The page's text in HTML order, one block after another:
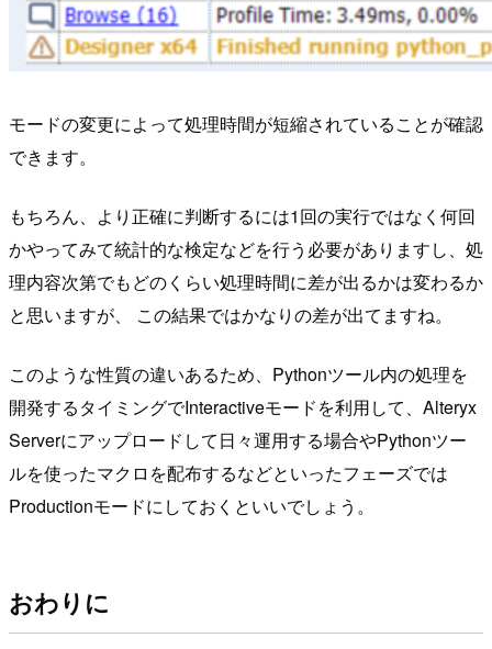
モードの変更によって処理時間が短縮されていることが確認
できます。
もちろん、より正確に判断するには1回の実行ではなく何回
かやってみて統計的な検定などを行う必要がありますし、処
理内容次第でもどのくらい処理時間に差が出るかは変わるか
と思いますが、 この結果ではかなりの差が出てますね。
このような性質の違いあるため、Pythonツール内の処理を
開発するタイミングでInteractiveモードを利用して、Alteryx
Serverにアップロードして日々運用する場合やPythonツー
ルを使ったマクロを配布するなどといったフェーズでは
Productionモードにしておくといいでしょう。
おわりに